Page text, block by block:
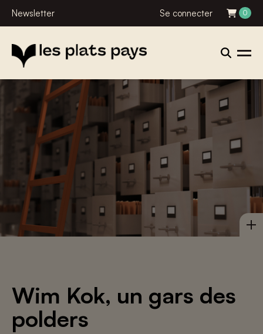
Newsletter Se connecter 0
Wim Kok, un gars des
polders